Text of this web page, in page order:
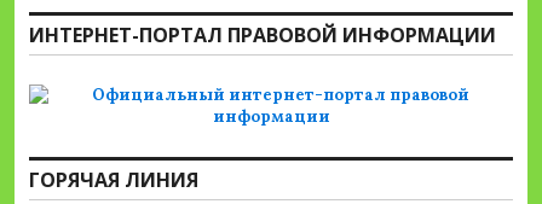
ИНТЕРНЕТ-ПОРТАЛ ПРАВОВОЙ ИНФОРМАЦИИ
ГОРЯЧАЯ ЛИНИЯ